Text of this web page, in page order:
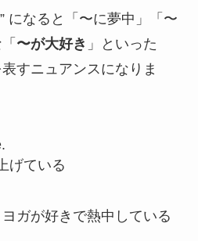
” になると「〜に夢中」「〜
〜が大好き 」といった
すニュアンスになりま
げている
ガが好きで熱中している